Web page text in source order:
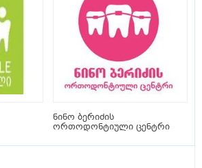
ნინო ბერიძის
ორთოდონტიული ცენტრი